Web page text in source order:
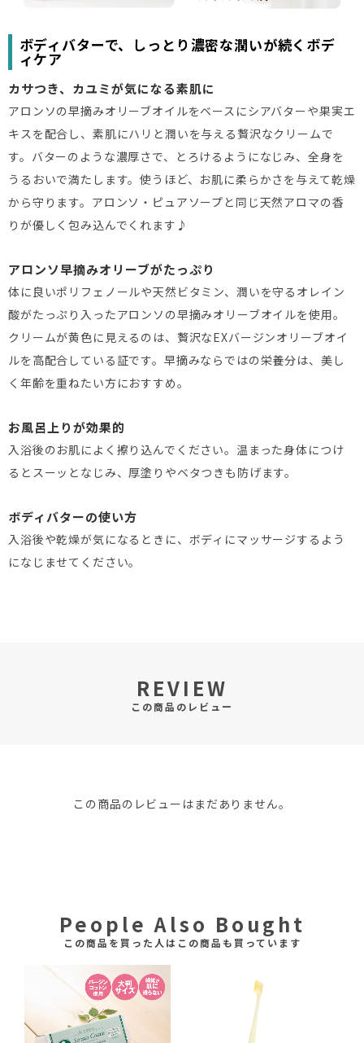
ボディバターで、しっとり濃密な潤いが続くボデ
ィケア
カサつき、カユミが気になる素肌に
アロンソの早摘みオリーブオイルをベースにシアバターや果実エ
キスを配合し、素肌にハリと潤いを与える贅沢なクリームで
す。バターのような濃厚さで、とろけるようになじみ、全身を
うるおいで満たします。使うほど、お肌に柔らかさを与えて乾燥
から守ります。アロンソ・ピュアソープと同じ天然アロマの香
りが優しく包み込んでくれます♪
アロンソ早摘みオリーブがたっぷり
体に良いポリフェノールや天然ビタミン、潤いを守るオレイン
酸がたっぷり入ったアロンソの早摘みオリーブオイルを使用。
クリームが黄色に見えるのは、贅沢なEXバージンオリーブオイ
ルを高配合している証です。早摘みならではの栄養分は、美し
く年齢を重ねたい方におすすめ。
お風呂上りが効果的
入浴後のお肌によく擦り込んでください。温まった身体につけ
るとスーッとなじみ、厚塗りやベタつきも防げます。
ボディバターの使い方
入浴後や乾燥が気になるときに、ボディにマッサージするよう
になじませてください。
REVIEW
この商品のレビュー
この商品のレビューはまだありません。
People Also Bought
この商品を買った人はこの商品も買っています